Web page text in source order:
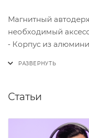
Магнитный
необходимый
⁃ Корпус из
⁃ Крепится на
⁃ Компактные
держатель в любом
Статьи